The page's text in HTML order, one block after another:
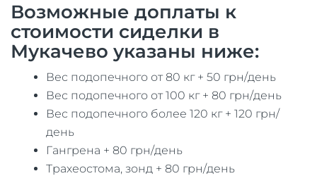
Возможные доплаты к
стоимости сиделки в
Мукачево указаны ниже:
Вес подопечного от 80 кг + 50 грн/день
Вес подопечного от 100 кг + 80 грн/день
Вес подопечного более 120 кг + 120 грн/
день
Гангрена + 80 грн/день
Трахеостома, зонд + 80 грн/день